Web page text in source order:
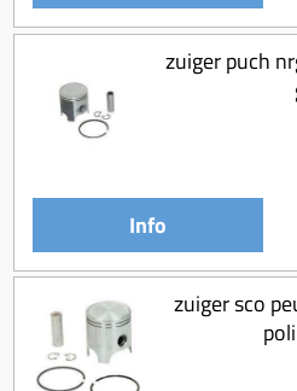
zuiger puch
Info
zuiger sco